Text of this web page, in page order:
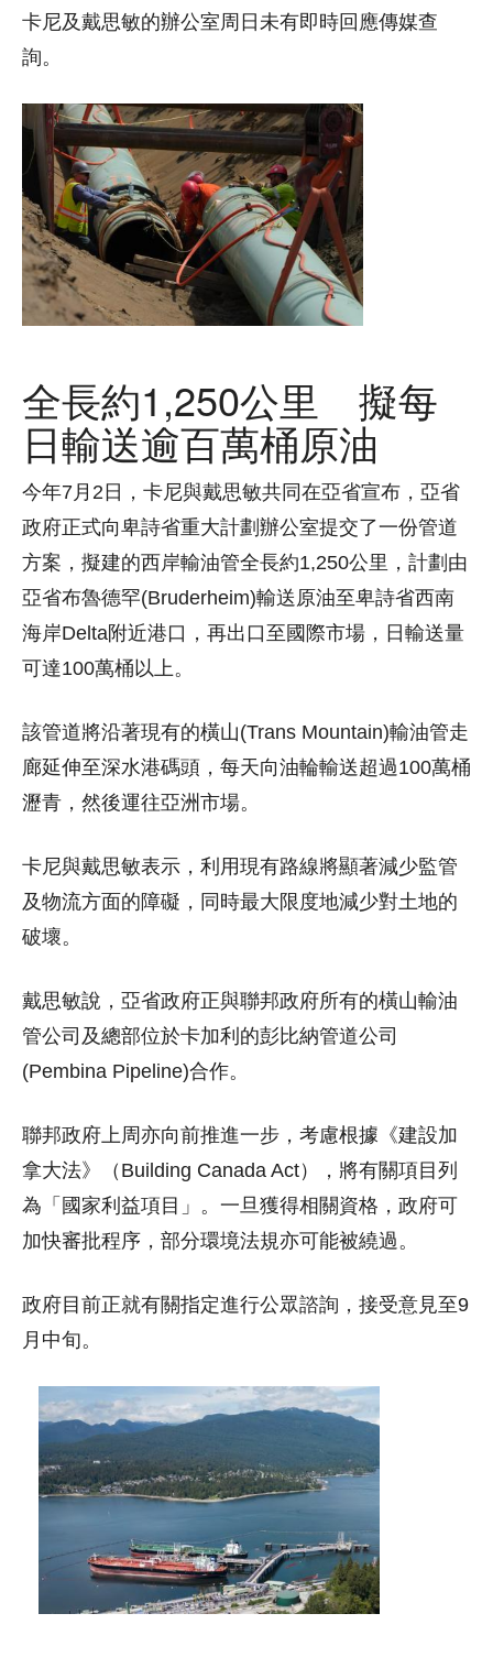
卡尼及戴思敏的辦公室周日未有即時回應傳媒查
詢。
全長約1,250公里 擬每
日輸送逾百萬桶原油
今年7月2日，卡尼與戴思敏共同在亞省宣布，亞省
政府正式向卑詩省重大計劃辦公室提交了一份管道
方案，擬建的西岸輸油管全長約1,250公里，計劃由
亞省布魯德罕(Bruderheim)輸送原油至卑詩省西南
海岸Delta附近港口，再出口至國際市場，日輸送量
可達100萬桶以上。
該管道將沿著現有的橫山(Trans Mountain)輸油管走
廊延伸至深水港碼頭，每天向油輪輸送超過100萬桶
瀝青，然後運往亞洲市場。
卡尼與戴思敏表示，利用現有路線將顯著減少監管
及物流方面的障礙，同時最大限度地減少對土地的
破壞。
戴思敏說，亞省政府正與聯邦政府所有的橫山輸油
管公司及總部位於卡加利的彭比納管道公司
(Pembina Pipeline)合作。
聯邦政府上周亦向前推進一步，考慮根據《建設加
拿大法》（Building Canada Act），將有關項目列
為「國家利益項目」。一旦獲得相關資格，政府可
加快審批程序，部分環境法規亦可能被繞過。
政府目前正就有關指定進行公眾諮詢，接受意見至9
月中旬。